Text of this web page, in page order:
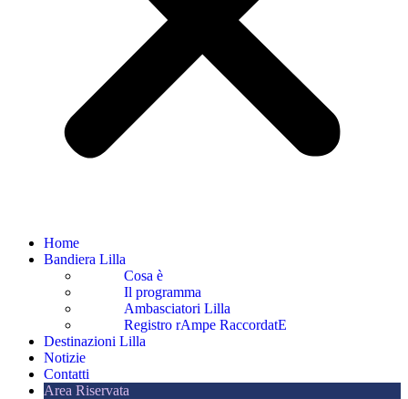
Home
Bandiera Lilla
Cosa è
Il programma
Ambasciatori Lilla
Registro rAmpe RaccordatE
Destinazioni Lilla
Notizie
Contatti
Area Riservata